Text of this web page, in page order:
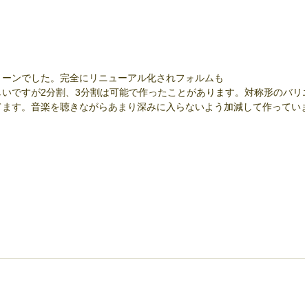
ンでした。完全にリニューアル化されフォルムも
ですが2分割、3分割は可能で作ったことがあります。対称形のバ
す。音楽を聴きながらあまり深みに入らないよう加減して作ってい